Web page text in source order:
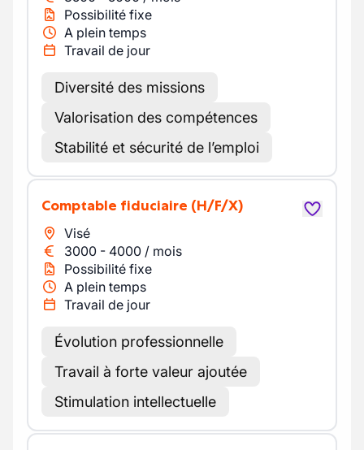
Possibilité fixe
A plein temps
Travail de jour
Diversité des missions
Valorisation des compétences
Stabilité et sécurité de l’emploi
Comptable fiduciaire (H/F/X)
Visé
3000 - 4000 / mois
Possibilité fixe
A plein temps
Travail de jour
Évolution professionnelle
Travail à forte valeur ajoutée
Stimulation intellectuelle